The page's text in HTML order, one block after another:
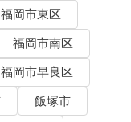
福岡市東区
福岡市南区
福岡市早良区
飯塚市